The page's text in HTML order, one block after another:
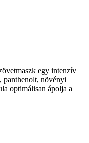
egy intenzív
panthenolt, növényi
optimálisan ápolja a